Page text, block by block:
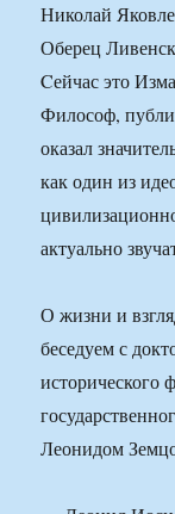
Николай
Оберец
Cейчас это
Философ,
оказал
как один из
актуально
О жизни и
беседуем с
исторического
Леонидом